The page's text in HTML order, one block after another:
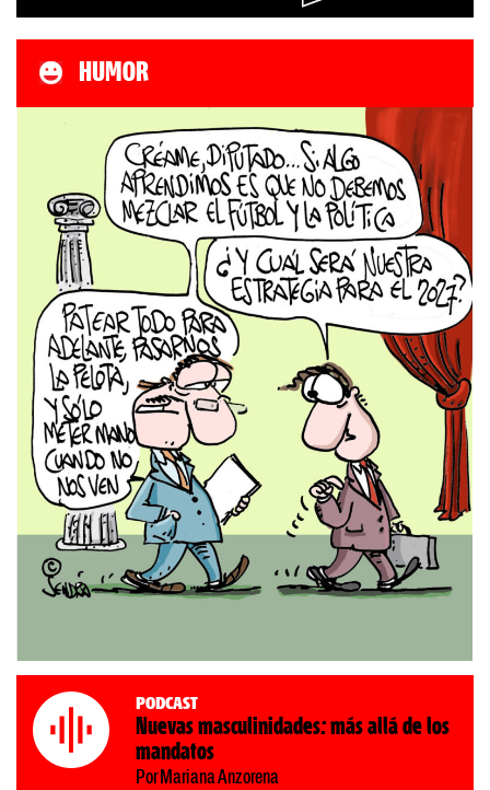
HUMOR
Podcast
Nuevas masculinidades: más allá de los
mandatos
Por Mariana Anzorena